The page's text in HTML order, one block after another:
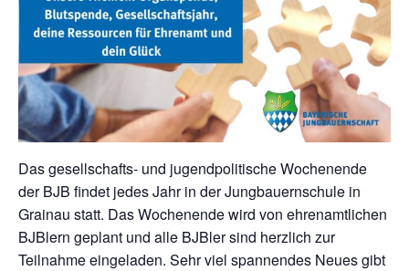
Das gesellschafts- und jugendpolitische Wochenende
der BJB findet jedes Jahr in der Jungbauernschule in
Grainau statt. Das Wochenende wird von ehrenamtlichen
BJBlern geplant und alle BJBler sind herzlich zur
Teilnahme eingeladen. Sehr viel spannendes Neues gibt